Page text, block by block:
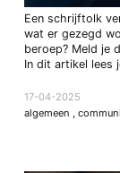
Een schrijftolk
wat er gezegd
beroep? Meld je
In dit artikel lees
17-04-2025
algemeen